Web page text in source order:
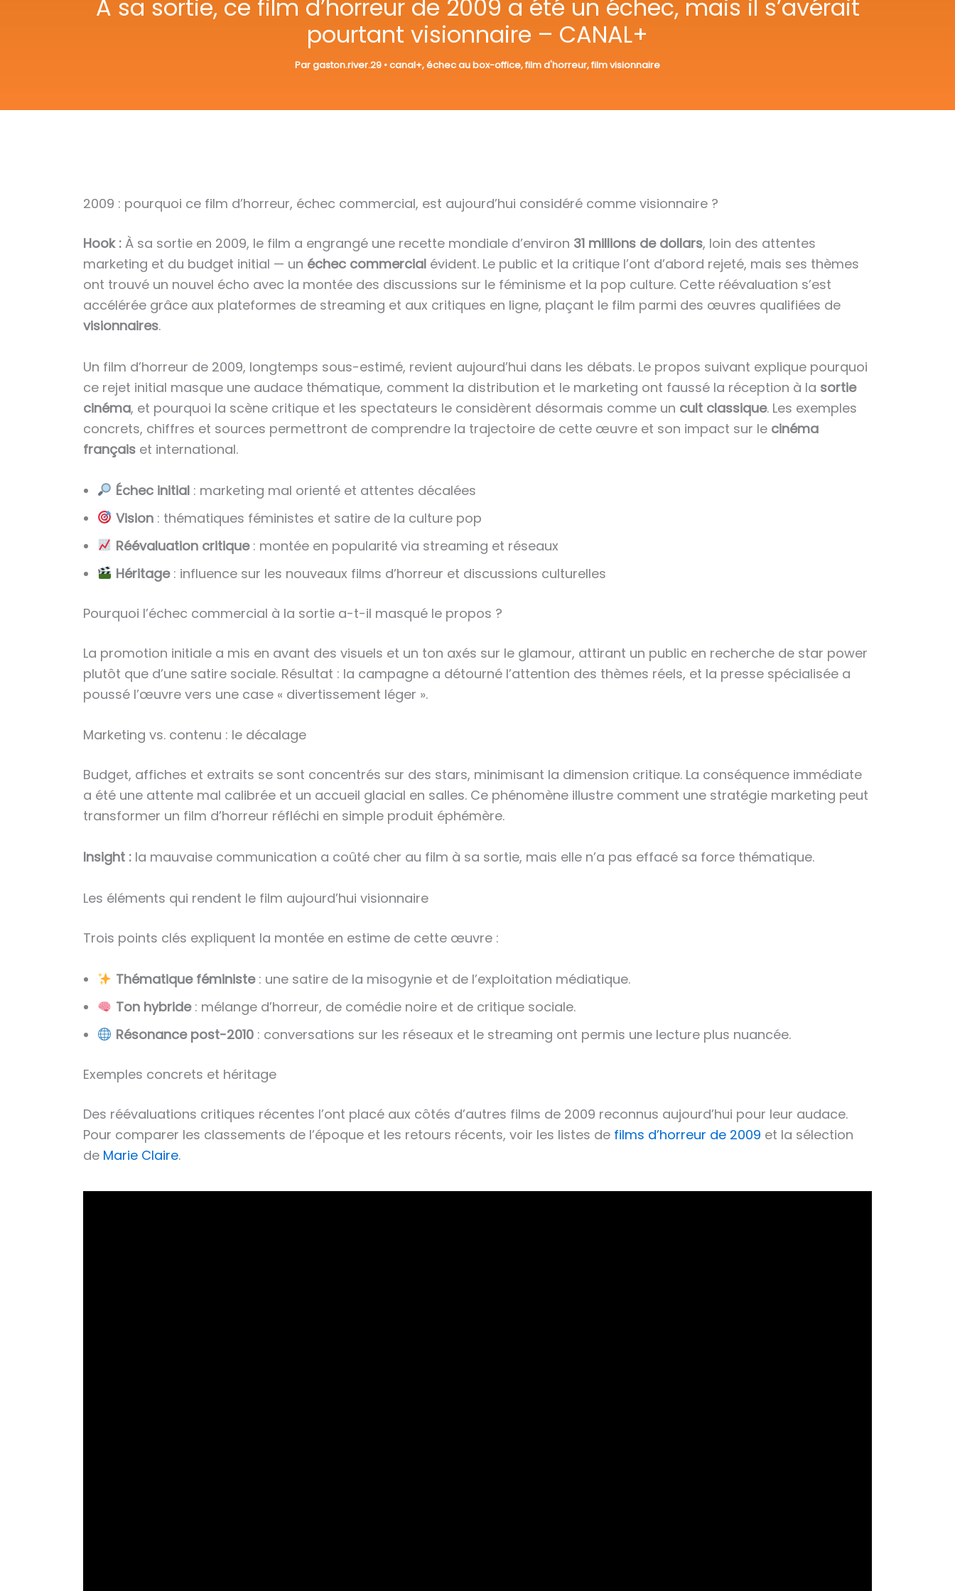
À sa sortie, ce film d’horreur de 2009 a été un échec, mais il s’avérait
pourtant visionnaire – CANAL+
Pargaston.river.29 •canal+,échec au box-office,film d'horreur,film visionnaire
2009 : pourquoi ce film d’horreur, échec commercial, est aujourd’hui considéré comme visionnaire ?
Hook : À sa sortie en 2009, le film a engrangé une recette mondiale d’environ 31 millions de dollars, loin des attentes
marketing et du budget initial — un échec commercial évident. Le public et la critique l’ont d’abord rejeté, mais ses thèmes
ont trouvé un nouvel écho avec la montée des discussions sur le féminisme et la pop culture. Cette réévaluation s’est
accélérée grâce aux plateformes de streaming et aux critiques en ligne, plaçant le film parmi des œuvres qualifiées de
visionnaires.
Un film d’horreur de 2009, longtemps sous-estimé, revient aujourd’hui dans les débats. Le propos suivant explique pourquoi
ce rejet initial masque une audace thématique, comment la distribution et le marketing ont faussé la réception à la sortie
cinéma, et pourquoi la scène critique et les spectateurs le considèrent désormais comme un cult classique. Les exemples
concrets, chiffres et sources permettront de comprendre la trajectoire de cette œuvre et son impact sur le cinéma
français et international.
Échec initial: marketing mal orienté et attentes décalées
Vision: thématiques féministes et satire de la culture pop
Réévaluation critique: montée en popularité via streaming et réseaux
Héritage: influence sur les nouveaux films d’horreur et discussions culturelles
Pourquoi l’échec commercial à la sortie a-t-il masqué le propos ?
La promotion initiale a mis en avant des visuels et un ton axés sur le glamour, attirant un public en recherche de star power
plutôt que d’une satire sociale. Résultat : la campagne a détourné l’attention des thèmes réels, et la presse spécialisée a
poussé l’œuvre vers une case « divertissement léger ».
Marketing vs. contenu : le décalage
Budget, affiches et extraits se sont concentrés sur des stars, minimisant la dimension critique. La conséquence immédiate
a été une attente mal calibrée et un accueil glacial en salles. Ce phénomène illustre comment une stratégie marketing peut
transformer un film d’horreur réfléchi en simple produit éphémère.
Insight : la mauvaise communication a coûté cher au film à sa sortie, mais elle n’a pas effacé sa force thématique.
Les éléments qui rendent le film aujourd’hui visionnaire
Trois points clés expliquent la montée en estime de cette œuvre :
Thématique féministe: une satire de la misogynie et de l’exploitation médiatique.
Ton hybride: mélange d’horreur, de comédie noire et de critique sociale.
Résonance post-2010: conversations sur les réseaux et le streaming ont permis une lecture plus nuancée.
Exemples concrets et héritage
Des réévaluations critiques récentes l’ont placé aux côtés d’autres films de 2009 reconnus aujourd’hui pour leur audace.
Pour comparer les classements de l’époque et les retours récents, voir les listes de films d’horreur de 2009 et la sélection
de Marie Claire.